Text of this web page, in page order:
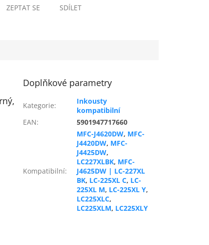
ZEPTAT SE SDÍLET
Doplňkové parametry
Kategorie:
Inkousty
kompatibilní
EAN: 5901947717660
Kompatibilní:
MFC-J4620DW, MFC-
J4420DW, MFC-
J4425DW,
LC227XLBK, MFC-
J4625DW | LC-227XL
BK, LC-225XL C, LC-
225XL M, LC-225XL Y,
LC225XLC,
LC225XLM, LC225XLY